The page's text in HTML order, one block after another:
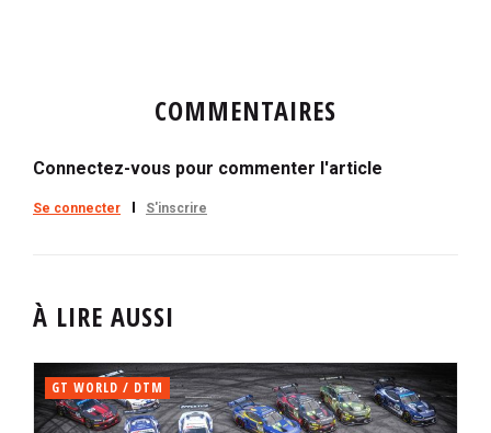
COMMENTAIRES
Connectez-vous pour commenter l'article
Se connecter S'inscrire
À LIRE AUSSI
GT WORLD / DTM